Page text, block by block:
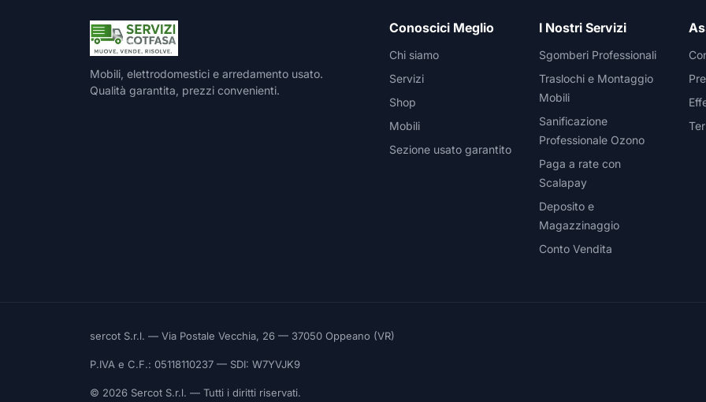
Mobili, elettrodomestici e arredamento usato.
Qualità garantita, prezzi convenienti.
Conoscici Meglio
Chi siamo
Servizi
Shop
Mobili
Sezione usato garantito
I Nostri Servizi
Sgomberi Professionali
Traslochi e Montaggio
Mobili
Sanificazione
Professionale Ozono
Paga a rate con
Scalapay
Deposito e
Magazzinaggio
Conto Vendita
sercot S.r.l. — Via Postale Vecchia, 26 — 37050 Oppeano (VR)
P.IVA e C.F.: 05118110237 — SDI: W7YVJK9
© 2026 Sercot S.r.l. — Tutti i diritti riservati.